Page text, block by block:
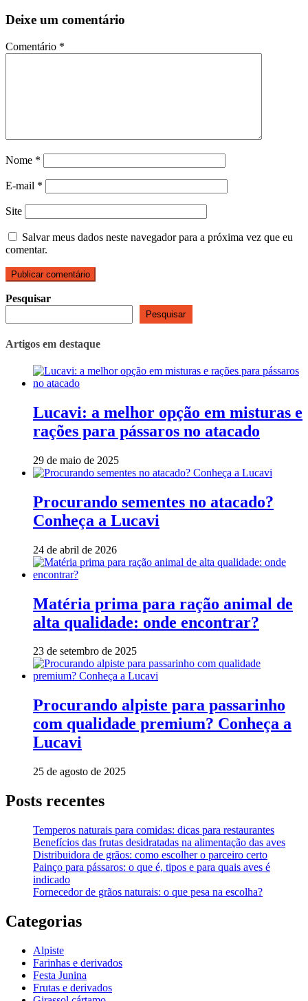
Deixe um comentário
Comentário *
Nome *
E-mail *
Site
Salvar meus dados neste navegador para a próxima vez que eu
comentar.
Pesquisar
Pesquisar
Artigos em destaque
Lucavi: a melhor opção em misturas e
rações para pássaros no atacado
29 de maio de 2025
Procurando sementes no atacado?
Conheça a Lucavi
24 de abril de 2026
Matéria prima para ração animal de
alta qualidade: onde encontrar?
23 de setembro de 2025
Procurando alpiste para passarinho
com qualidade premium? Conheça a
Lucavi
25 de agosto de 2025
Posts recentes
Temperos naturais para comidas: dicas para restaurantes
Benefícios das frutas desidratadas na alimentação das aves
Distribuidora de grãos: como escolher o parceiro certo
Painço para pássaros: o que é, tipos e para quais aves é
indicado
Fornecedor de grãos naturais: o que pesa na escolha?
Categorias
Alpiste
Farinhas e derivados
Festa Junina
Frutas e derivados